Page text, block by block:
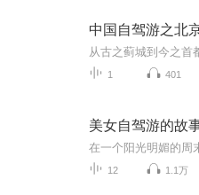
中国自驾游之北
1 401
美女自驾游的故
12 1.1万